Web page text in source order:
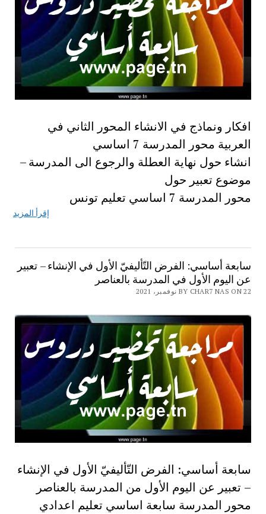
افكار ونماذج في الانشاء المحور الثاني في
العربية محور المدرسة 7 اساسي
انشاء حول نهاية العطلة والرجوع الى المدرسة –
موضوع تعبير حول
محور المدرسة 7 اساسي تعليم تونس
إقرأ المزيد
سابعة أساسي: الفرض التّأليفيّ الأول في الإنشاء – تعبير
عن اليوم الأول في المدرسة بالعناصر
BY CHAR7 NAS ON 22 نوفمبر، 2021
سابعة أساسي: الفرض التّأليفيّ الأول في الإنشاء
– تعبير عن اليوم الأول من المدرسة بالعناصر
محور المدرسة سابعة اساسي تعليم اعدادي